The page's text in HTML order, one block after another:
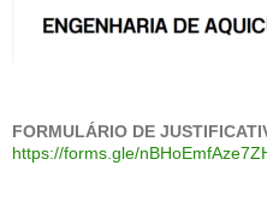
FORMULÁRIO DE
https://forms.gle/